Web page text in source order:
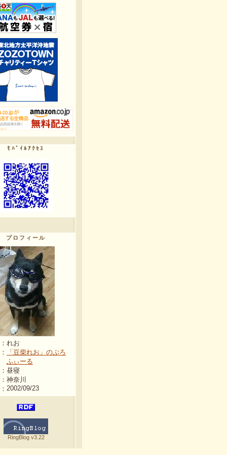
ﾓﾊﾞｲﾙｱｸｾｽ
プロフィール
： れお
：
「豆柴れお」のぷろ
ふぃーる
： 昼寝
： 神奈川
： 2002/09/23
RingBlog v3.22